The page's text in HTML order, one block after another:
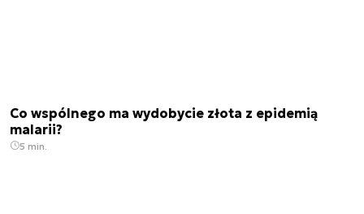
Co wspólnego ma wydobycie złota z epidemią
malarii?
5 min.